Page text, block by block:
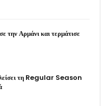
την Αρμάνι και τερμάτισε
τη Regular Season